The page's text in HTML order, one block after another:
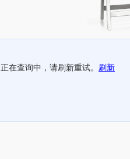
正在查询中，请刷新重试。 刷新